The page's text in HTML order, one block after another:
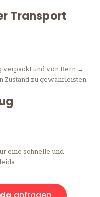
Transport
verpackt und von Bern →
zu gewährleisten.
eine schnelle und